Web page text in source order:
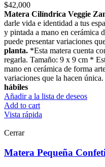
$42,000
Matera Cilíndrica Veggie
darle vida e identidad a tus
y pintada a mano en cerámica
puede presentar variaciones
planta. *Esta matera cuenta
regarla. Tamaño: 9 x 9 cm *
mano en cerámica de forma
variaciones que la hacen única.
hábiles
Añadir a la lista de deseos
Add to cart
Vista rápida
Cerrar
Matera Pequeña